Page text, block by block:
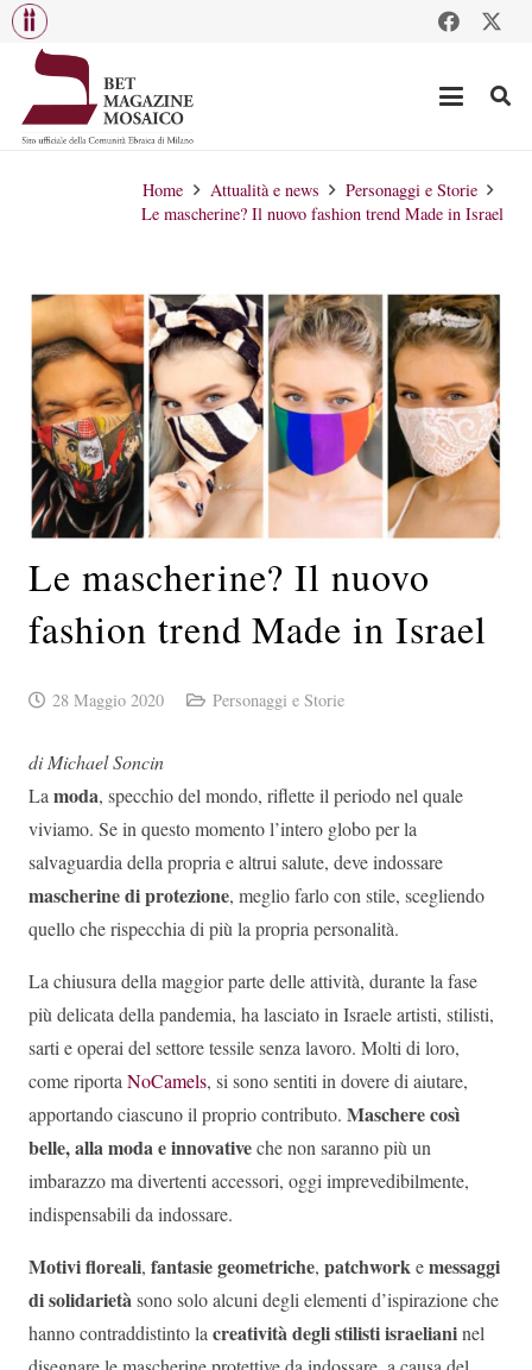
Home Attualità e news
Personaggi e Storie
Le mascherine? Il nuovo fashion trend Made in Israel
Le mascherine? Il nuovo
fashion trend Made in Israel
28 Maggio 2020 Personaggi e Storie
di Michael Soncin
Lamoda, specchio del mondo, riflette il periodo nel quale
viviamo. Se in questo momento l’intero globo per la
salvaguardia della propria e altrui salute, deve indossare
mascherine di protezione, meglio farlo con stile, scegliendo
quello che rispecchia di più la propria personalità.
La chiusura della maggior parte delle attività, durante la fase
più delicata della pandemia, ha lasciato in Israele artisti, stilisti,
sarti e operai del settore tessile senza lavoro. Molti di loro,
come riportaNoCamels, si sono sentiti in dovere di aiutare,
apportando ciascuno il proprio contributo. Maschere così
belle, alla moda e innovativeche non saranno più un
imbarazzo ma divertenti accessori, oggi imprevedibilmente,
indispensabili da indossare.
Motivi floreali, fantasie geometriche, patchworkemessaggi
di solidarietàsono solo alcuni degli elementi d’ispirazione che
hanno contraddistinto lacreatività degli stilisti israelianinel